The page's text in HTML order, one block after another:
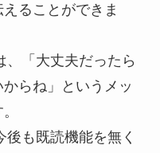
ることができま
、「大丈夫だったら
らね」というメッ
も既読機能を無く